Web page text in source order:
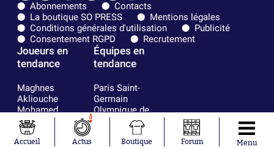
Abonnements
Contacts
La boutique SO PRESS
Mentions légales
Conditions générales d'utilisation
Publicité
Consentement RGPD
Recrutement
Joueurs en
tendance
Maghnes
Akliouche
Mohamed
Salah
Lionel Messi
Ferrán Torres
Équipes en
tendance
Paris Saint-
Germain
Olympique de
Marseille
Real Madrid
Accueil
1
Actus Boutique Forum Menu